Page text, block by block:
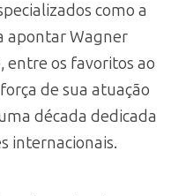
como a
apontar Wagner
os favoritos ao
de sua atuação
década dedicada
internacionais.